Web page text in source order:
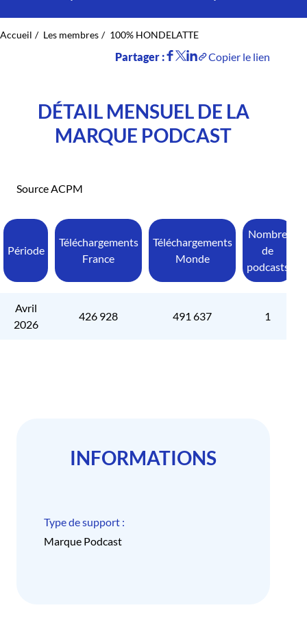
Accueil Les membres 100% HONDELATTE
Partager : Copier le lien
DÉTAIL MENSUEL DE LA
MARQUE PODCAST
Source ACPM
Période
Téléchargements
France
Téléchargements
Monde
Nombre
de
podcasts
Avril
2026
426 928 491 637 1
INFORMATIONS
Type de support :
Marque Podcast